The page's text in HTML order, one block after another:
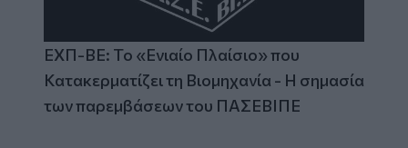
ΕΧΠ-ΒΕ: Το «Ενιαίο Πλαίσιο» που
Κατακερματίζει τη Βιομηχανία - Η σημασία
των παρεμβάσεων του ΠΑΣΕΒΙΠΕ